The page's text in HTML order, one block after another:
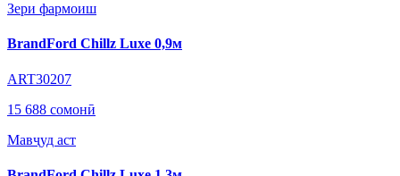
Зери фармоиш
BrandFord Chillz Luxe 0,9м
ART30207
15 688 сомонӣ
Мавҷуд аст